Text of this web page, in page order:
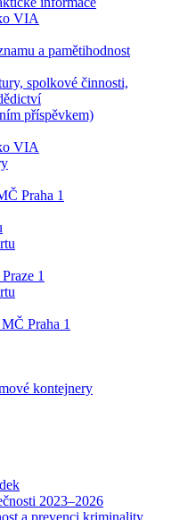
VIA
a pamětihodnost
spolkové činnosti,
příspěvkem)
VIA
Praha 1
1
Praha 1
kontejnery
2023–2026
a prevenci kriminality